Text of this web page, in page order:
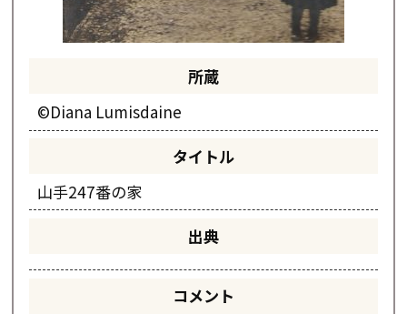
所蔵
©Diana Lumisdaine
タイトル
山手247番の家
出典
コメント